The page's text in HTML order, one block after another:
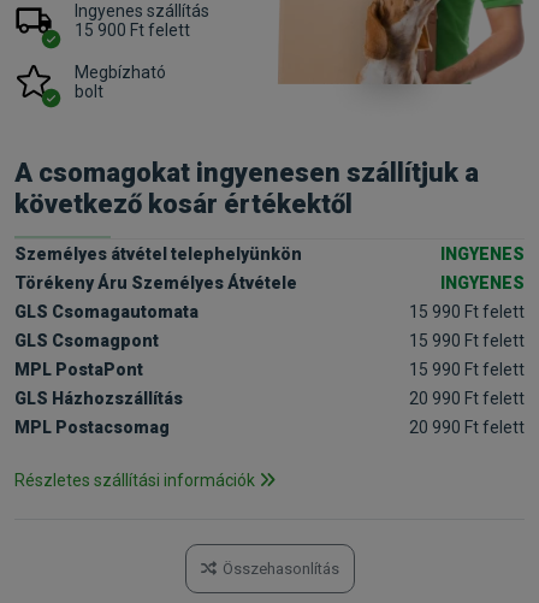
Ingyenes szállítás
15 900 Ft felett
Megbízható
bolt
A csomagokat ingyenesen szállítjuk a
következő kosár értékektől
Személyes átvétel telephelyünkön
INGYENES
Törékeny Áru Személyes Átvétele
INGYENES
GLS Csomagautomata
15 990 Ft felett
GLS Csomagpont
15 990 Ft felett
MPL PostaPont
15 990 Ft felett
GLS Házhozszállítás
20 990 Ft felett
MPL Postacsomag
20 990 Ft felett
Részletes szállítási információk
Összehasonlítás